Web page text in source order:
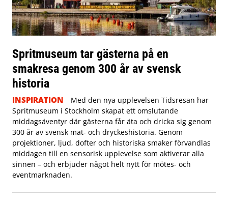
Spritmuseum tar gästerna på en
smakresa genom 300 år av svensk
historia
INSPIRATION
Med den nya upplevelsen Tidsresan har
Spritmuseum i Stockholm skapat ett omslutande
middagsäventyr där gästerna får äta och dricka sig genom
300 år av svensk mat- och dryckeshistoria. Genom
projektioner, ljud, dofter och historiska smaker förvandlas
middagen till en sensorisk upplevelse som aktiverar alla
sinnen – och erbjuder något helt nytt för mötes- och
eventmarknaden.